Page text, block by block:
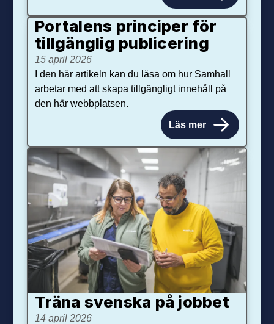
Portalens principer för
tillgänglig publicering
15 april 2026
I den här artikeln kan du läsa om hur Samhall
arbetar med att skapa tillgängligt innehåll på
den här webbplatsen.
Läs mer
Träna svenska på jobbet
14 april 2026